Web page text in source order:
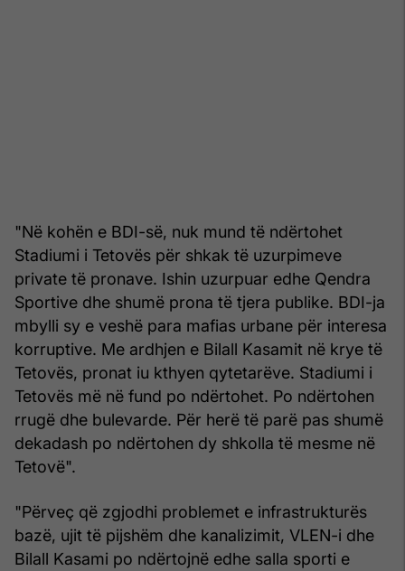
"Në kohën e BDI-së, nuk mund të ndërtohet
Stadiumi i Tetovës për shkak të uzurpimeve
private të pronave. Ishin uzurpuar edhe Qendra
Sportive dhe shumë prona të tjera publike. BDI-ja
mbylli sy e veshë para mafias urbane për interesa
korruptive. Me ardhjen e Bilall Kasamit në krye të
Tetovës, pronat iu kthyen qytetarëve. Stadiumi i
Tetovës më në fund po ndërtohet. Po ndërtohen
rrugë dhe bulevarde. Për herë të parë pas shumë
dekadash po ndërtohen dy shkolla të mesme në
Tetovë".
"Përveç që zgjodhi problemet e infrastrukturës
bazë, ujit të pijshëm dhe kanalizimit, VLEN-i dhe
Bilall Kasami po ndërtojnë edhe salla sporti e